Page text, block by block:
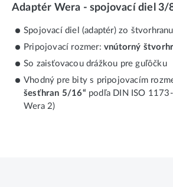
Adaptér Wera - spojovací diel 3/
Spojovací diel (adaptér) zo
Pripojovací rozmer: vnútorný
So zaisťovacou drážkou pre guľôčku
Vhodný pre bity s pripojovacím
šesťhran 5/16“ podľa DIN ISO
Wera 2)